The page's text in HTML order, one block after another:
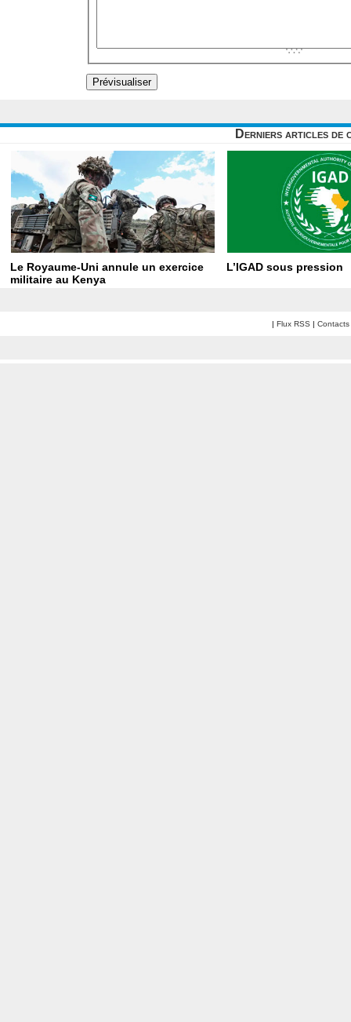
Derniers articles de
Le Royaume-Uni annule un exercice
militaire au Kenya
L’IGAD sous pression
| Flux RSS | Contacts